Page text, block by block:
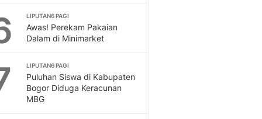
LIPUTAN6 PAGI
Awas! Perekam Pakaian
Dalam di Minimarket
LIPUTAN6 PAGI
Puluhan Siswa di Kabupaten
Bogor Diduga Keracunan
MBG